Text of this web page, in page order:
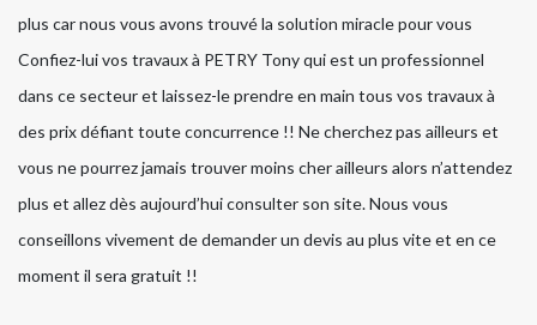
plus car nous vous avons trouvé la solution miracle pour vous
Confiez-lui vos travaux à PETRY Tony qui est un professionnel
dans ce secteur et laissez-le prendre en main tous vos travaux à
des prix défiant toute concurrence !! Ne cherchez pas ailleurs et
vous ne pourrez jamais trouver moins cher ailleurs alors n’attendez
plus et allez dès aujourd’hui consulter son site. Nous vous
conseillons vivement de demander un devis au plus vite et en ce
moment il sera gratuit !!